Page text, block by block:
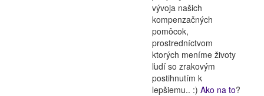
vývoja našich
kompenzačných
pomôcok,
prostredníctvom
ktorých meníme životy
ľudí so zrakovým
postihnutím k
lepšiemu.. :) Ako na to?